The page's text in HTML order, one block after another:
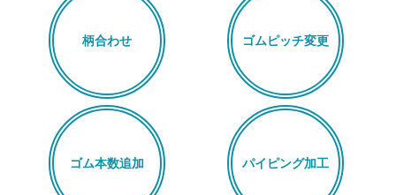
柄合わせ ゴムピッチ変更
ゴム本数追加 パイピング加工